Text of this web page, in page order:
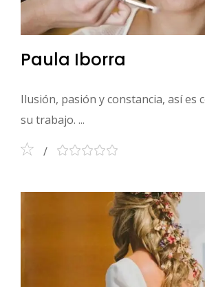
Paula Iborra
Ilusión, pasión y constancia, así es
su trabajo. ...